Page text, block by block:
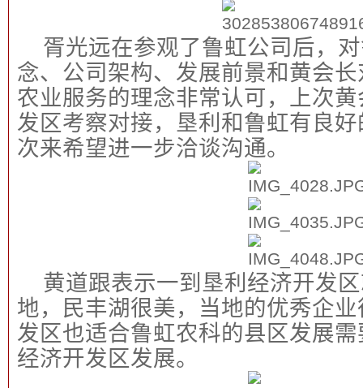
胥光远在参观了鲁虹公司后，
念、公司架构、发展前景和黄会
农业服务的理念非常认可，上次
发区考察对接，垦利和鲁虹有良
次来希望进一步洽谈沟通。
黄道跟表示一到垦利经济开发
地，民丰湖很美，当地的优秀企
发区也适合鲁虹农科的县区发展
经济开发区发展。